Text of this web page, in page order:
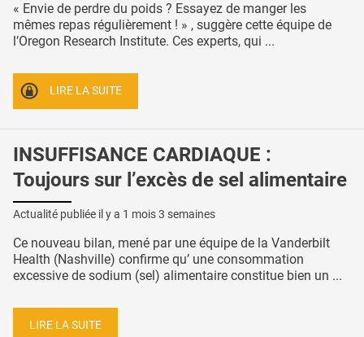
« Envie de perdre du poids ? Essayez de manger les
mêmes repas régulièrement ! » , suggère cette équipe de
l’Oregon Research Institute. Ces experts, qui ...
LIRE LA SUITE
INSUFFISANCE CARDIAQUE :
Toujours sur l’excès de sel alimentaire
Actualité publiée il y a 1 mois 3 semaines
Ce nouveau bilan, mené par une équipe de la Vanderbilt
Health (Nashville) confirme qu’ une consommation
excessive de sodium (sel) alimentaire constitue bien un ...
LIRE LA SUITE